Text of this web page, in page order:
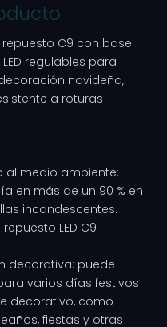
repuesto C9 con base
regulables para
navideña,
a roturas
al medio ambiente:
en más de un 90 % en
incandescentes.
LED C9
decorativa: puede
varios días festivos
decorativo, como
fiestas y otras